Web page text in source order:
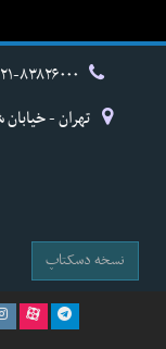
نسخه دسکتاپ